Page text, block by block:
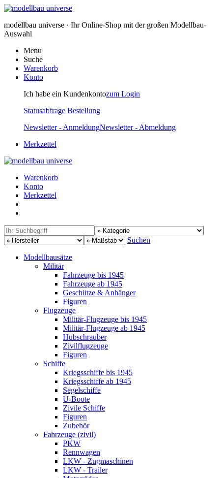
modellbau universe · Ihr Online-Shop mit der großen Modellbau-
Auswahl
Menu
Suche
Warenkorb
Konto
Ich habe ein Kundenkontozum Login
Statusabfrage Bestellung
Newsletter - AnmeldungNewsletter - Abmeldung
Merkzettel
Warenkorb
Konto
Merkzettel
Suchen
Modellbausätze
Militär
Fahrzeuge bis 1945
Fahrzeuge ab 1945
Geschütze & Anhänger
Figuren
Flugzeuge
Militär-Flugzeuge bis 1945
Militär-Flugzeuge ab 1945
Hubschrauber
Zivilflugzeuge
Figuren
Schiffe
Kriegsschiffe bis 1945
Kriegsschiffe ab 1945
Segelschiffe
U-Boote
Zivile Schiffe
Figuren
Zubehör
Fahrzeuge (zivil)
PKW
Rennwagen
LKW - Zugmaschinen
LKW - Trailer